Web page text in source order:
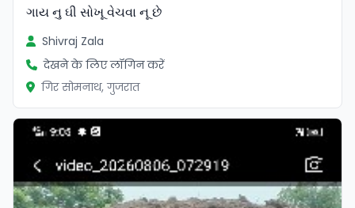
ગાય નુ ઘી સોખૂ વેચવા નૂ છે
Shivraj Zala
देखने के लिए लॉगिन करें
गिर सोमनाथ, गुजरात